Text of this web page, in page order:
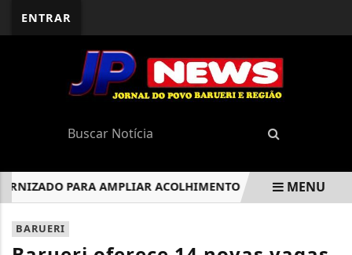
ENTRAR
PARA AMPLIAR ACOLHIMENTO CAMINHADA
EM ALTA
MENU
BARUERI